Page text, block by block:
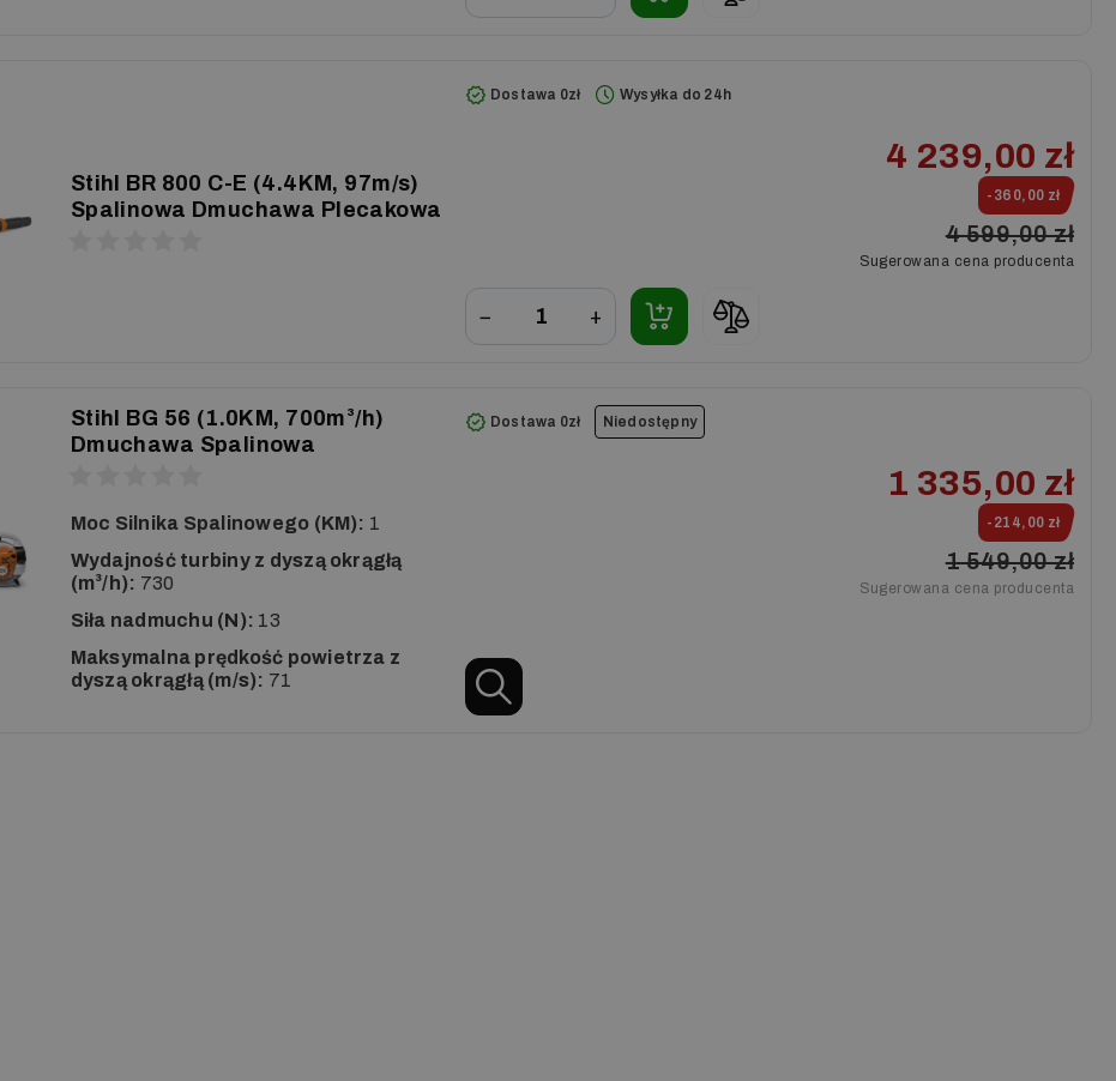
Stihl BR 800 C-E (4.4KM, 97m/s)
Spalinowa Dmuchawa Plecakowa
Dostawa 0zł Wysyłka do 24h
4 239,00 zł
-360,00 zł
4 599,00 zł
Sugerowana cena producenta
− +
Stihl BG 56 (1.0KM, 700m³/h)
Dmuchawa Spalinowa
Moc Silnika Spalinowego (KM): 1
Wydajność turbiny z dyszą okrągłą
(m³/h): 730
Siła nadmuchu (N): 13
Maksymalna prędkość powietrza z
dyszą okrągłą (m/s): 71
Niedostępny
Dostawa 0zł
1 335,00 zł
-214,00 zł
1 549,00 zł
Sugerowana cena producenta